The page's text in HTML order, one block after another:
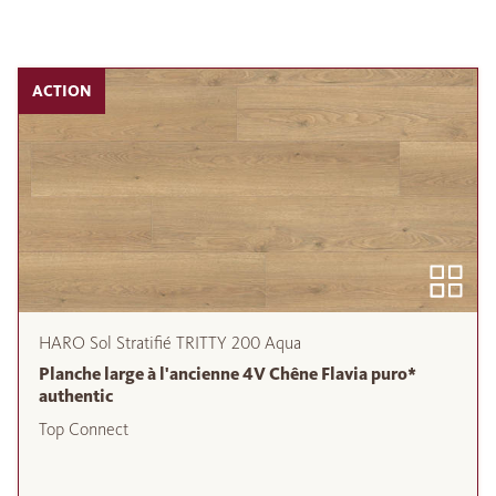
ACTION
HARO Sol Stratifié TRITTY 200 Aqua
Planche large à l'ancienne 4V Chêne Flavia puro*
authentic
Top Connect